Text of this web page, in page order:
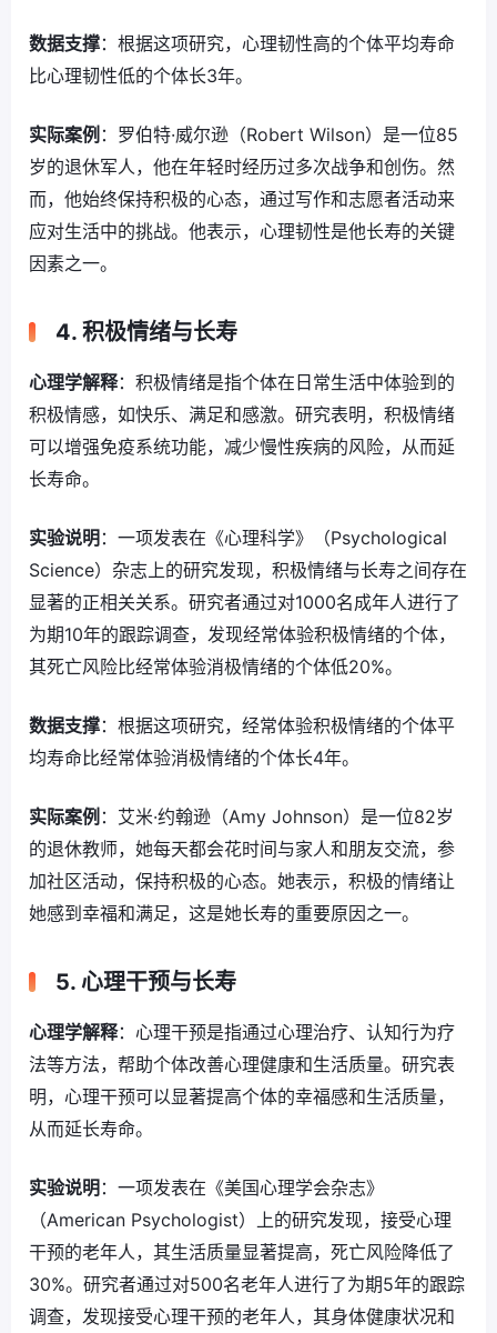
数据支撑：根据这项研究，心理韧性高的个体平均寿命
比心理韧性低的个体长3年。
实际案例 ：罗伯特·威尔逊（Robert Wilson）是一位85
岁的退休军人，他在年轻时经历过多次战争和创伤。然
而，他始终保持积极的心态，通过写作和志愿者活动来
应对生活中的挑战。他表示，心理韧性是他长寿的关键
因素之一。
4. 积极情绪与长寿
心理学解释：积极情绪是指个体在日常生活中体验到的
积极情感，如快乐、满足和感激。研究表明，积极情绪
可以增强免疫系统功能，减少慢性疾病的风险，从而延
长寿命。
实验说明 ：一项发表在《心理科学》（Psychological
Science）杂志上的研究发现，积极情绪与长寿之间存在
显著的正相关关系。研究者通过对1000名成年人进行了
为期10年的跟踪调查，发现经常体验积极情绪的个体，
其死亡风险比经常体验消极情绪的个体低20%。
数据支撑：根据这项研究，经常体验积极情绪的个体平
均寿命比经常体验消极情绪的个体长4年。
实际案例 ：艾米·约翰逊（Amy Johnson）是一位82岁
的退休教师，她每天都会花时间与家人和朋友交流，参
加社区活动，保持积极的心态。她表示，积极的情绪让
她感到幸福和满足，这是她长寿的重要原因之一。
5. 心理干预与长寿
心理学解释：心理干预是指通过心理治疗、认知行为疗
法等方法，帮助个体改善心理健康和生活质量。研究表
明，心理干预可以显著提高个体的幸福感和生活质量，
从而延长寿命。
实验说明 ：一项发表在《美国心理学会杂志》
（American Psychologist）上的研究发现，接受心理
干预的老年人，其生活质量显著提高，死亡风险降低了
30%。研究者通过对500名老年人进行了为期5年的跟踪
调查，发现接受心理干预的老年人，其身体健康状况和